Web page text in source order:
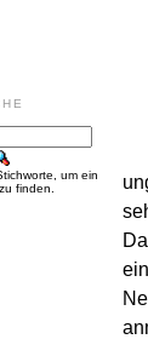
um ein
finden.